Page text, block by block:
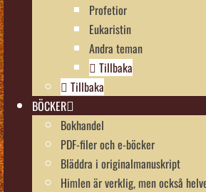
Profetior
Eukaristin
Andra teman
Tillbaka
Tillbaka
BÖCKER
Bokhandel
PDF-filer och e-böcker
Bläddra i originalmanuskript
Himlen är verklig, men också